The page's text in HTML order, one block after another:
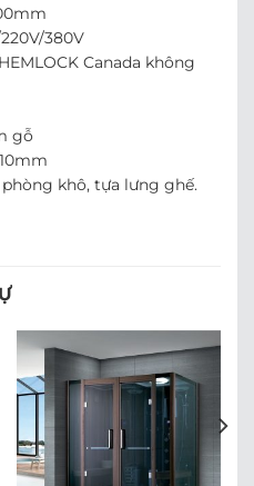
380V
Canada không
gỗ
khô, tựa lưng ghế.